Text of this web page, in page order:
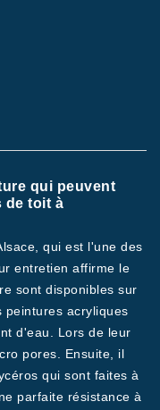
qui peuvent
de toit à
qui est l'une des
entretien affirme le
sont disponibles sur
peintures acryliques
d'eau. Lors de leur
pores. Ensuite, il
qui sont faites à
parfaite résistance à